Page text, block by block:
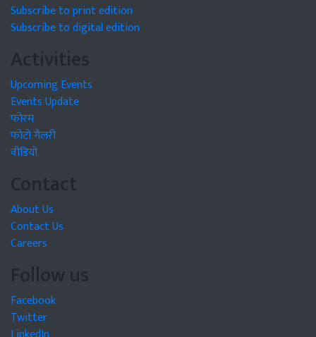
Subscribe to print edition
Subscribe to digital edition
Activities
Upcoming Events
Events Update
फोरम
फोटो गैलरी
वीडियो
Contact
About Us
Contact Us
Careers
Follow us
Facebook
Twitter